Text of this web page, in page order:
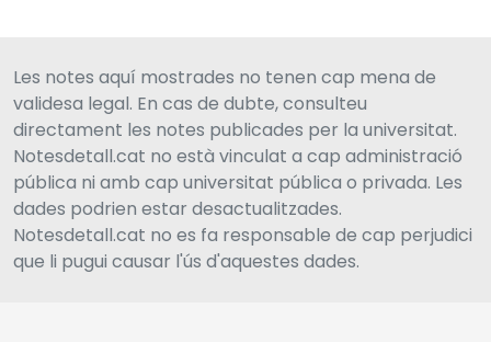
Les notes aquí mostrades no tenen cap mena de
validesa legal. En cas de dubte, consulteu
directament les notes publicades per la universitat.
Notesdetall.cat no està vinculat a cap administració
pública ni amb cap universitat pública o privada. Les
dades podrien estar desactualitzades.
Notesdetall.cat no es fa responsable de cap perjudici
que li pugui causar l'ús d'aquestes dades.